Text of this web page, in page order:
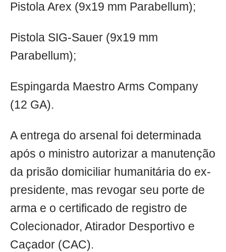
Pistola Arex (9x19 mm Parabellum);
Pistola SIG-Sauer (9x19 mm
Parabellum);
Espingarda Maestro Arms Company
(12 GA).
A entrega do arsenal foi determinada
após o ministro autorizar a manutenção
da prisão domiciliar humanitária do ex-
presidente, mas revogar seu porte de
arma e o certificado de registro de
Colecionador, Atirador Desportivo e
Caçador (CAC).